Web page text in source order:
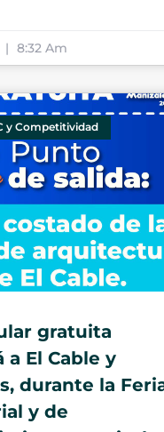
8:32 Am
y Competitividad
gratuita
a El Cable y
durante la
y de